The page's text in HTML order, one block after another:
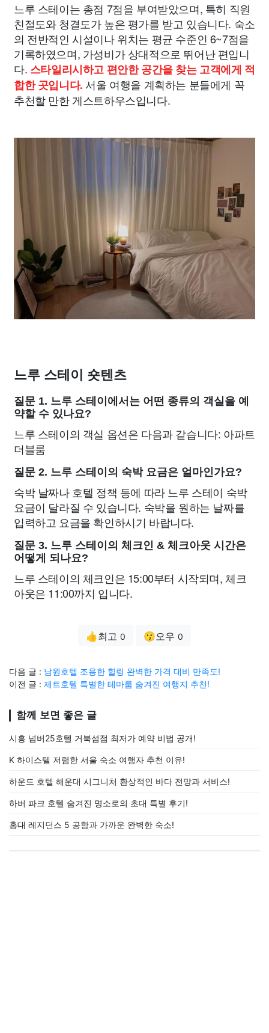
느루 스테이는 총점 7점을 부여받았으며, 특히 직원
친절도와 청결도가 높은 평가를 받고 있습니다. 숙소
의 전반적인 시설이나 위치는 평균 수준인 6~7점을
기록하였으며, 가성비가 상대적으로 뛰어난 편입니
다. 스타일리시하고 편안한 공간을 찾는 고객에게 적
합한 곳입니다. 서울 여행을 계획하는 분들에게 꼭
추천할 만한 게스트하우스입니다.
느루 스테이 숏텐츠
질문 1. 느루 스테이에서는 어떤 종류의 객실을 예
약할 수 있나요?
느루 스테이의 객실 옵션은 다음과 같습니다: 아파트
더블룸
질문 2. 느루 스테이의 숙박 요금은 얼마인가요?
숙박 날짜나 호텔 정책 등에 따라 느루 스테이 숙박
요금이 달라질 수 있습니다. 숙박을 원하는 날짜를
입력하고 요금을 확인하시기 바랍니다.
질문 3. 느루 스테이의 체크인 & 체크아웃 시간은
어떻게 되나요?
느루 스테이의 체크인은 15:00부터 시작되며, 체크
아웃은 11:00까지 입니다.
👍최고 0 😗오우 0
다음 글 : 남원호텔 조용한 힐링 완벽한 가격 대비 만족도!
이전 글 : 제트호텔 특별한 테마룸 숨겨진 여행지 추천!
함께 보면 좋은 글
시흥 넘버25호텔 거북섬점 최저가 예약 비법 공개!
K 하이스텔 저렴한 서울 숙소 여행자 추천 이유!
하운드 호텔 해운대 시그니처 환상적인 바다 전망과 서비스!
하버 파크 호텔 숨겨진 명소로의 초대 특별 후기!
홍대 레지던스 5 공항과 가까운 완벽한 숙소!